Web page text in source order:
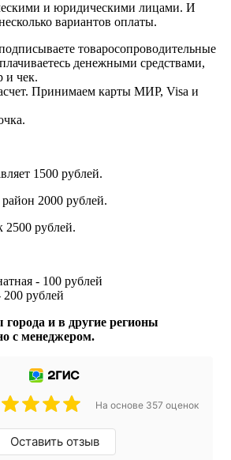
и юридическими лицами. И
вариантов оплаты.
товаросопроводительные
денежными средствами,
и чек.
Принимаем карты МИР, Visa и
1500 рублей.
2000 рублей.
2500 рублей.
- 100 рублей
200 рублей
города и в другие регионы
с менеджером.
На основе 357 оценок
Оставить отзыв